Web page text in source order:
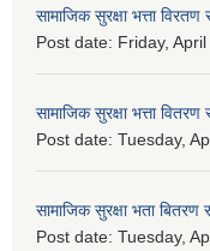
सामाजिक सुरक्षा भत्ता विरतण
Post date: Friday,
सामाजिक सुरक्षा भत्ता वितरण
Post date: Tuesday,
सामाजिक सुरक्षा भता बितरण
Post date: Tuesday,